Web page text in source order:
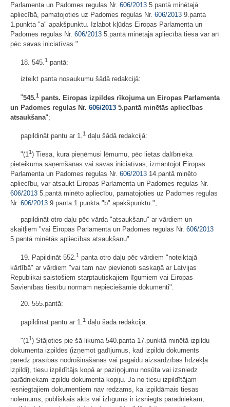
Parlamenta un Padomes regulas Nr. 606/2013 5.pantā minētajā
apliecībā, pamatojoties uz Padomes regulas Nr. 606/2013 9.panta
1.punkta "a" apakšpunktu. Izlabot kļūdas Eiropas Parlamenta un
Padomes regulas Nr. 606/2013 5.pantā minētajā apliecībā tiesa var arī
pēc savas iniciatīvas."
18. 545.1 pantā:
izteikt panta nosaukumu šādā redakcijā:
"545.1 pants. Eiropas izpildes rīkojuma un Eiropas Parlamenta
un Padomes regulas Nr. 606/2013 5.pantā minētās apliecības
atsaukšana";
papildināt pantu ar 1. 1 daļu šādā redakcijā:
"(11) Tiesa, kura pieņēmusi lēmumu, pēc lietas dalībnieka
pieteikuma saņemšanas vai savas iniciatīvas, izmantojot Eiropas
Parlamenta un Padomes regulas Nr. 606/2013 14.pantā minēto
apliecību, var atsaukt Eiropas Parlamenta un Padomes regulas Nr.
606/2013 5.pantā minēto apliecību, pamatojoties uz Padomes regulas
Nr. 606/2013 9.panta 1.punkta "b" apakšpunktu.";
papildināt otro daļu pēc vārda "atsaukšanu" ar vārdiem un
skaitļiem "vai Eiropas Parlamenta un Padomes regulas Nr. 606/2013
5.pantā minētās apliecības atsaukšanu".
19. Papildināt 552.1 panta otro daļu pēc vārdiem "noteiktajā
kārtībā" ar vārdiem "vai tam nav pievienoti saskaņā ar Latvijas
Republikai saistošiem starptautiskajiem līgumiem vai Eiropas
Savienības tiesību normām nepieciešamie dokumenti".
20. 555.pantā:
papildināt pantu ar 1. 1 daļu šādā redakcijā:
"(11) Stājoties pie šā likuma 540.panta 17.punktā minētā izpildu
dokumenta izpildes (izņemot gadījumus, kad izpildu dokuments
paredz prasības nodrošināšanas vai pagaidu aizsardzības līdzekļa
izpildi), tiesu izpildītājs kopā ar paziņojumu nosūta vai izsniedz
parādniekam izpildu dokumenta kopiju. Ja no tiesu izpildītājam
iesniegtajiem dokumentiem nav redzams, ka izpildāmais tiesas
nolēmums, publiskais akts vai izlīgums ir izsniegts parādniekam,